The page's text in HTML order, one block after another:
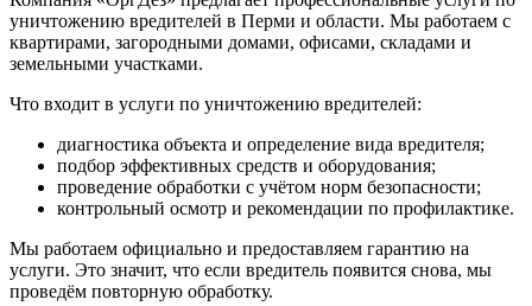
уничтожению вредителей в Перми и области. Мы работаем с
квартирами, загородными домами, офисами, складами и
земельными участками.
Что входит в услуги по уничтожению вредителей:
диагностика объекта и определение вида вредителя;
подбор эффективных средств и оборудования;
проведение обработки с учётом норм безопасности;
контрольный осмотр и рекомендации по профилактике.
Мы работаем официально и предоставляем гарантию на
услуги. Это значит, что если вредитель появится снова, мы
проведём повторную обработку.